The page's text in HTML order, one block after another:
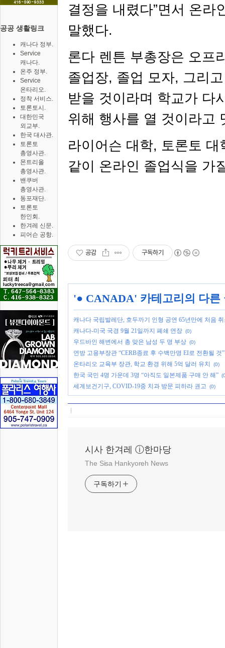
공공 생활링크
캐나다 정부.
Service
캐나다.
온주 정부.
Service
온타리오.
정착 서비스.
토론토시.
대한민국
외교부.
한국 대사관.
토론토
총영사관.
몬트리올
총영사관.
밴쿠버
총영사관.
동포재단.
토론토
한인회.
한겨레 신문.
피어슨 공항.
결정을 내렸다”면서 온라
말했다.
론다 렌튼 부총장은 오프
졸업장, 졸업 모자, 그리
받을 것이라며 학교가 다
위해 행사를 열 것이라고
라이어슨 대학, 토론토 대
같이 온라인 졸업식을 가
공감 구독하기
'● CANADA' 카테고리의 다른
캐나다 국립발레단, 호두까기 인형 공연 65년만에 처음
캐나다-미국 국경 9월 21일까지 폐쇄 연장 (0)
우드바인 해변에서 총 맞은 남성 두 명 부상 (0)
연방 고용부장관 “CERB종료 후 수백만명 EI로 전환될 것”
온타리오 교육부 장관, 학교 환경 위해 5억 달러 유치
(0)
한국 국민 4명 가운데 3명 “아직도 일본제품 구매 안 해”
세계보건기구, COVID-19중 치과 방문 피하라 권고 (0)
시사 한겨레 ⓘ한마당
The Sisa Hankyoreh News
구독하기